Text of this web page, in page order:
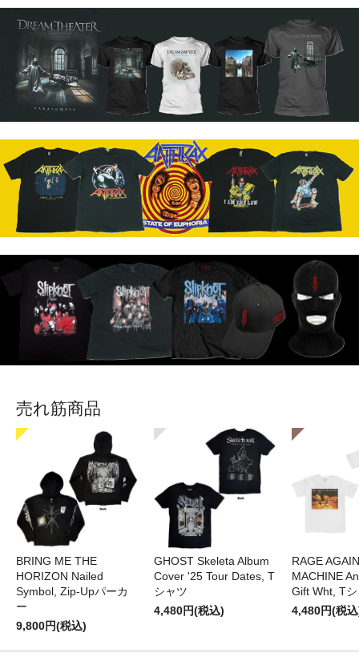
売れ筋商品
BRING ME THE
HORIZON Nailed
Symbol, Zip-Upパーカ
ー
9,800円(税込)
GHOST Skeleta Album
Cover '25 Tour Dates, T
シャツ
4,480円(税込)
RAGE
MACHINE
Gift Wht, T
4,480円(税